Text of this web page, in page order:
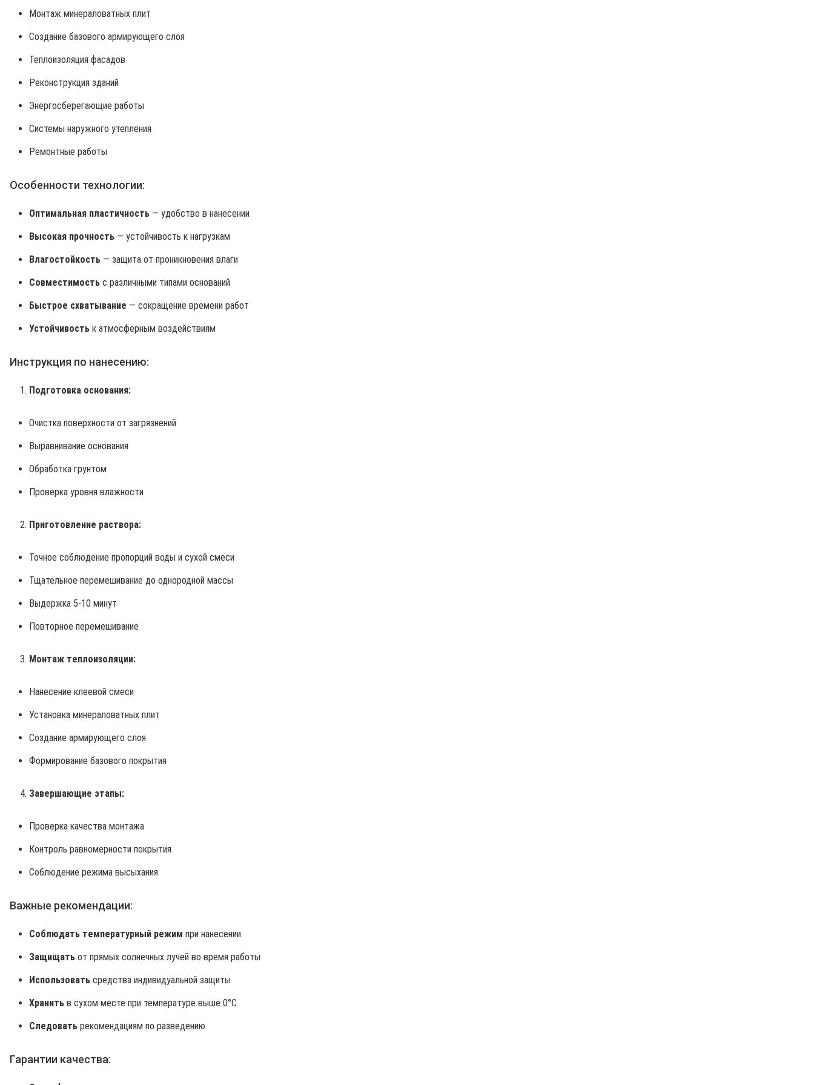
Монтаж минераловатных плит
Создание базового армирующего слоя
Теплоизоляция фасадов
Реконструкция зданий
Энергосберегающие работы
Системы наружного утепления
Ремонтные работы
Особенности технологии:
Оптимальная пластичность — удобство в нанесении
Высокая прочность — устойчивость к нагрузкам
Влагостойкость — защита от проникновения влаги
Совместимость с различными типами оснований
Быстрое схватывание — сокращение времени работ
Устойчивость к атмосферным воздействиям
Инструкция по нанесению:
Подготовка основания:
Очистка поверхности от загрязнений
Выравнивание основания
Обработка грунтом
Проверка уровня влажности
Приготовление раствора:
Точное соблюдение пропорций воды и сухой смеси
Тщательное перемешивание до однородной массы
Выдержка 5-10 минут
Повторное перемешивание
Монтаж теплоизоляции:
Нанесение клеевой смеси
Установка минераловатных плит
Создание армирующего слоя
Формирование базового покрытия
Завершающие этапы:
Проверка качества монтажа
Контроль равномерности покрытия
Соблюдение режима высыхания
Важные рекомендации:
Соблюдать температурный режим при нанесении
Защищать от прямых солнечных лучей во время работы
Использовать средства индивидуальной защиты
Хранить в сухом месте при температуре выше 0°C
Следовать рекомендациям по разведению
Гарантии качества: